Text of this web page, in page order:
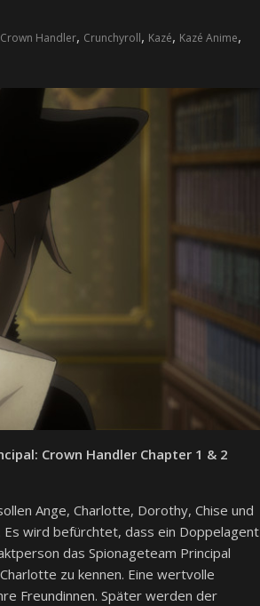
Crown Handler, Crunchyroll, Kazé, Kazé Anime,
Crown Handler Chapter 1 & 2
Ange, Charlotte, Dorothy, Chise und
Es wird befürchtet, dass ein Doppelagent
das Spionageteam Principal
zu kennen. Eine wertvolle
Freundinnen. Später werden der